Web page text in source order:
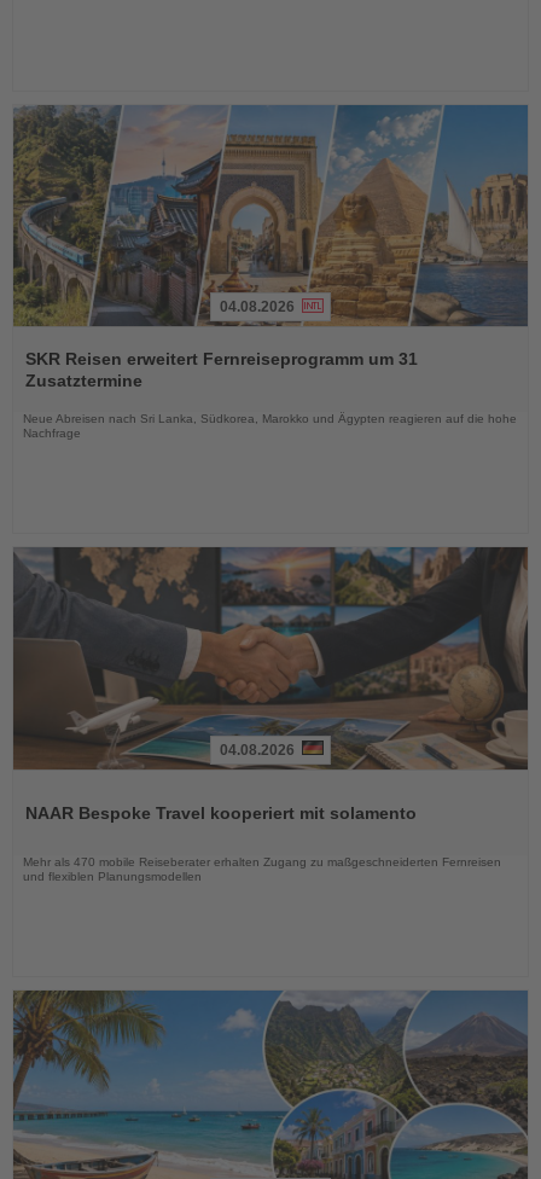
Sie
die
04.08.2026
SKR Reisen erweitert Fernreiseprogramm um 31
Zusatztermine
Neue Abreisen nach Sri Lanka, Südkorea, Marokko und Ägypten reagieren auf die hohe
Nachfrage
die
04.08.2026
NAAR Bespoke Travel kooperiert mit solamento
Mehr als 470 mobile Reiseberater erhalten Zugang zu maßgeschneiderten Fernreisen
und flexiblen Planungsmodellen